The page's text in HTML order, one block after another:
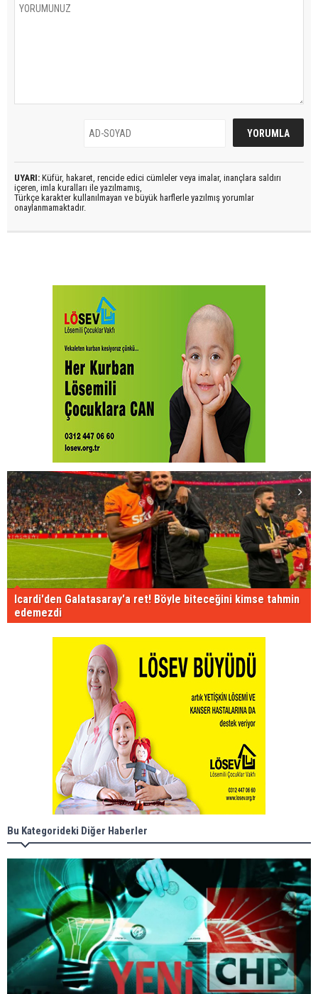
UYARI: Küfür, hakaret, rencide edici cümleler veya imalar, inançlara saldırı
içeren, imla kuralları ile yazılmamış,
Türkçe karakter kullanılmayan ve büyük harflerle yazılmış yorumlar
onaylanmamaktadır.
Icardi'den Galatasaray'a ret! Böyle biteceğini kimse tahmin
edemezdi
Bu Kategorideki Diğer Haberler